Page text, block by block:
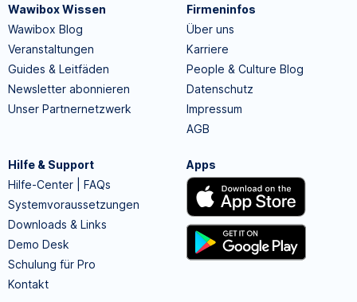
Wawibox Wissen
Wawibox Blog
Veranstaltungen
Guides & Leitfäden
Newsletter abonnieren
Unser Partnernetzwerk
Firmeninfos
Über uns
Karriere
People & Culture Blog
Datenschutz
Impressum
AGB
Hilfe & Support
Hilfe-Center | FAQs
Systemvoraussetzungen
Downloads & Links
Demo Desk
Schulung für Pro
Kontakt
Apps